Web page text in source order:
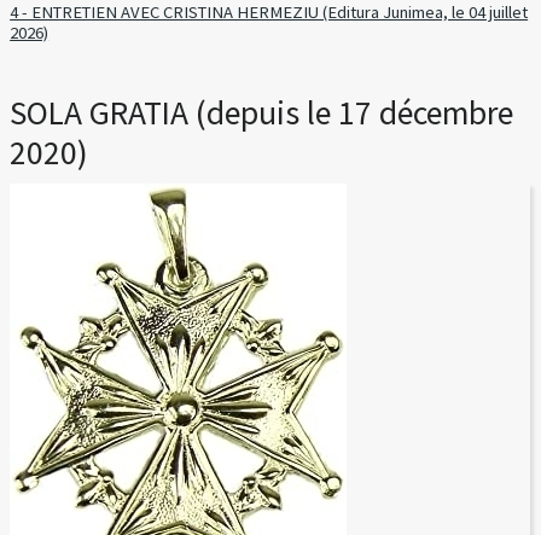
4 - ENTRETIEN AVEC CRISTINA HERMEZIU (Editura Junimea, le 04 juillet
2026)
SOLA GRATIA (depuis le 17 décembre
2020)